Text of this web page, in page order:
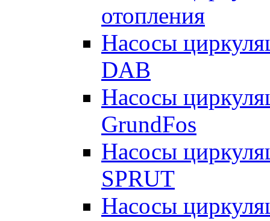
отопления
Насосы
DAB
Насосы
GrundFos
Насосы
SPRUT
Насосы